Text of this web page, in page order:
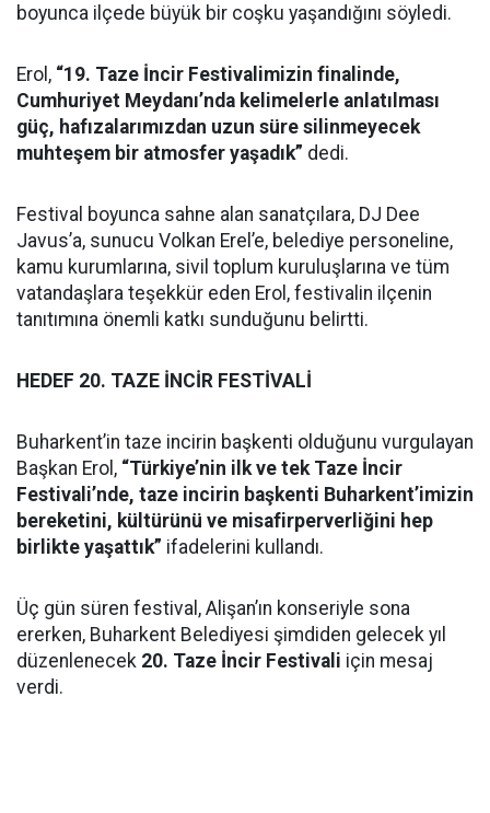
boyunca ilçede büyük bir coşku yaşandığını söyledi.
Erol, “19. Taze İncir Festivalimizin finalinde,
Cumhuriyet Meydanı’nda kelimelerle anlatılması
güç, hafızalarımızdan uzun süre silinmeyecek
muhteşem bir atmosfer yaşadık” dedi.
Festival boyunca sahne alan sanatçılara, DJ Dee
Javus’a, sunucu Volkan Erel’e, belediye personeline,
kamu kurumlarına, sivil toplum kuruluşlarına ve tüm
vatandaşlara teşekkür eden Erol, festivalin ilçenin
tanıtımına önemli katkı sunduğunu belirtti.
HEDEF 20. TAZE İNCİR FESTİVALİ
Buharkent’in taze incirin başkenti olduğunu vurgulayan
Başkan Erol, “Türkiye’nin ilk ve tek Taze İncir
Festivali’nde, taze incirin başkenti Buharkent’imizin
bereketini, kültürünü ve misafirperverliğini hep
birlikte yaşattık” ifadelerini kullandı.
Üç gün süren festival, Alişan’ın konseriyle sona
ererken, Buharkent Belediyesi şimdiden gelecek yıl
düzenlenecek 20. Taze İncir Festivali için mesaj
verdi.